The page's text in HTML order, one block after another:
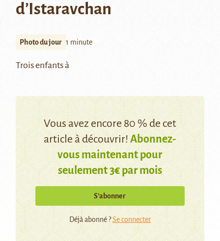
d’Istaravchan
Photo du jour 1 minute
Trois enfants à
Vous avez encore 80 % de cet
article à découvrir!Abonnez-
vous maintenant pour
seulement 3€ par mois
S’abonner
Déjà abonné ?Se connecter